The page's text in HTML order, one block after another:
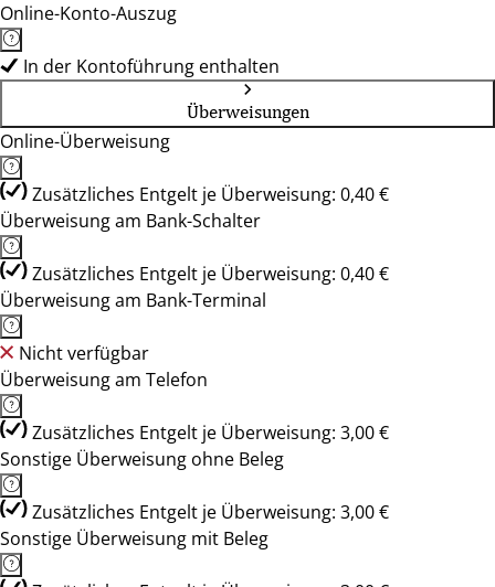
Online-Konto-Auszug
In der Kontoführung enthalten
Überweisungen
Online-Überweisung
Zusätzliches Entgelt je Überweisung: 0,40 €
Überweisung am Bank-Schalter
Zusätzliches Entgelt je Überweisung: 0,40 €
Überweisung am Bank-Terminal
Nicht verfügbar
Überweisung am Telefon
Zusätzliches Entgelt je Überweisung: 3,00 €
Sonstige Überweisung ohne Beleg
Zusätzliches Entgelt je Überweisung: 3,00 €
Sonstige Überweisung mit Beleg